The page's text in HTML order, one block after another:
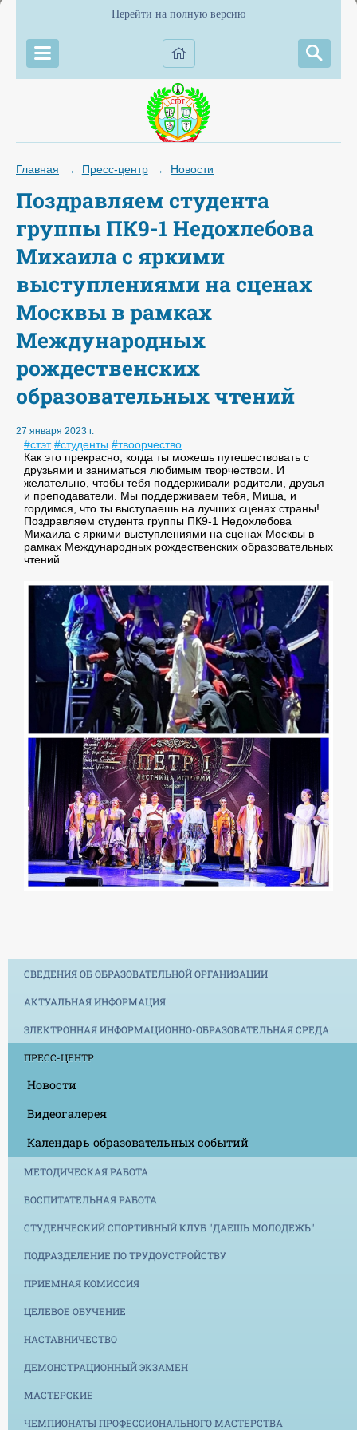
Перейти на полную версию
Главная → Пресс-центр → Новости
Поздравляем студента
группы ПК9-1 Недохлебова
Михаила с яркими
выступлениями на сценах
Москвы в рамках
Международных
рождественских
образовательных чтений
27 января 2023 г.
#стэт #студенты #твоорчество
Как это прекрасно, когда ты можешь путешествовать с
друзьями и заниматься любимым творчеством. И
желательно, чтобы тебя поддерживали родители, друзья
и преподаватели. Мы поддерживаем тебя, Миша, и
гордимся, что ты выступаешь на лучших сценах страны!
Поздравляем студента группы ПК9-1 Недохлебова
Михаила с яркими выступлениями на сценах Москвы в
рамках Международных рождественских образовательных
чтений.
СВЕДЕНИЯ ОБ ОБРАЗОВАТЕЛЬНОЙ ОРГАНИЗАЦИИ
АКТУАЛЬНАЯ ИНФОРМАЦИЯ
ЭЛЕКТРОННАЯ ИНФОРМАЦИОННО-ОБРАЗОВАТЕЛЬНАЯ СРЕДА
ПРЕСС-ЦЕНТР
Новости
Видеогалерея
Календарь образовательных событий
МЕТОДИЧЕСКАЯ РАБОТА
ВОСПИТАТЕЛЬНАЯ РАБОТА
СТУДЕНЧЕСКИЙ СПОРТИВНЫЙ КЛУБ "ДАЕШЬ МОЛОДЕЖЬ"
ПОДРАЗДЕЛЕНИЕ ПО ТРУДОУСТРОЙСТВУ
ПРИЕМНАЯ КОМИССИЯ
ЦЕЛЕВОЕ ОБУЧЕНИЕ
НАСТАВНИЧЕСТВО
ДЕМОНСТРАЦИОННЫЙ ЭКЗАМЕН
МАСТЕРСКИЕ
ЧЕМПИОНАТЫ ПРОФЕССИОНАЛЬНОГО МАСТЕРСТВА